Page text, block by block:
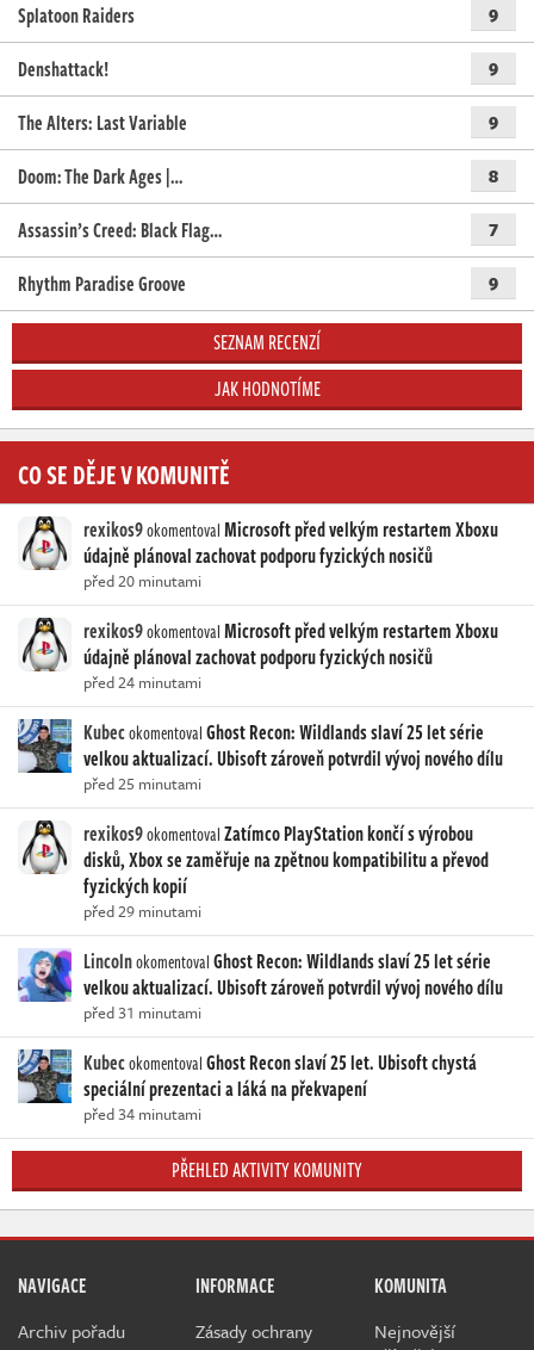
Splatoon Raiders 9
Denshattack! 9
The Alters: Last Variable 9
Doom: The Dark Ages |… 8
Assassin’s Creed: Black Flag… 7
Rhythm Paradise Groove 9
SEZNAM RECENZÍ
JAK HODNOTÍME
CO SE DĚJE V KOMUNITĚ
rexikos9okomentovalMicrosoft před velkým restartem Xboxu
údajně plánoval zachovat podporu fyzických nosičů
před 20 minutami
rexikos9okomentovalMicrosoft před velkým restartem Xboxu
údajně plánoval zachovat podporu fyzických nosičů
před 24 minutami
KubecokomentovalGhost Recon: Wildlands slaví 25 let série
velkou aktualizací. Ubisoft zároveň potvrdil vývoj nového dílu
před 25 minutami
rexikos9okomentovalZatímco PlayStation končí s výrobou
disků, Xbox se zaměřuje na zpětnou kompatibilitu a převod
fyzických kopií
před 29 minutami
LincolnokomentovalGhost Recon: Wildlands slaví 25 let série
velkou aktualizací. Ubisoft zároveň potvrdil vývoj nového dílu
před 31 minutami
KubecokomentovalGhost Recon slaví 25 let. Ubisoft chystá
speciální prezentaci a láká na překvapení
před 34 minutami
PŘEHLED AKTIVITY KOMUNITY
NAVIGACE
Archiv pořadu
INFORMACE
Zásady ochrany
KOMUNITA
Nejnovější